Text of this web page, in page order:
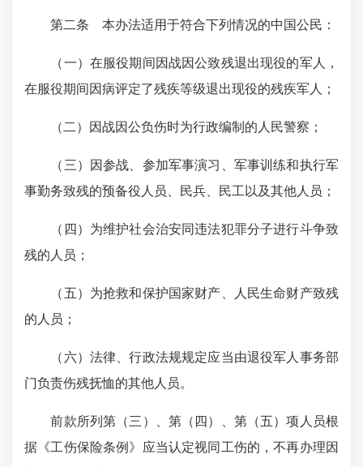
第二条 本办法适用于符合下列情况的中国公民：
（一）在服役期间因战因公致残退出现役的军人，
在服役期间因病评定了残疾等级退出现役的残疾军人；
（二）因战因公负伤时为行政编制的人民警察；
（三）因参战、参加军事演习、军事训练和执行军
事勤务致残的预备役人员、民兵、民工以及其他人员；
（四）为维护社会治安同违法犯罪分子进行斗争致
残的人员；
（五）为抢救和保护国家财产、人民生命财产致残
的人员；
（六）法律、行政法规规定应当由退役军人事务部
门负责伤残抚恤的其他人员。
前款所列第（三）、第（四）、第（五）项人员根
据《工伤保险条例》应当认定视同工伤的，不再办理因